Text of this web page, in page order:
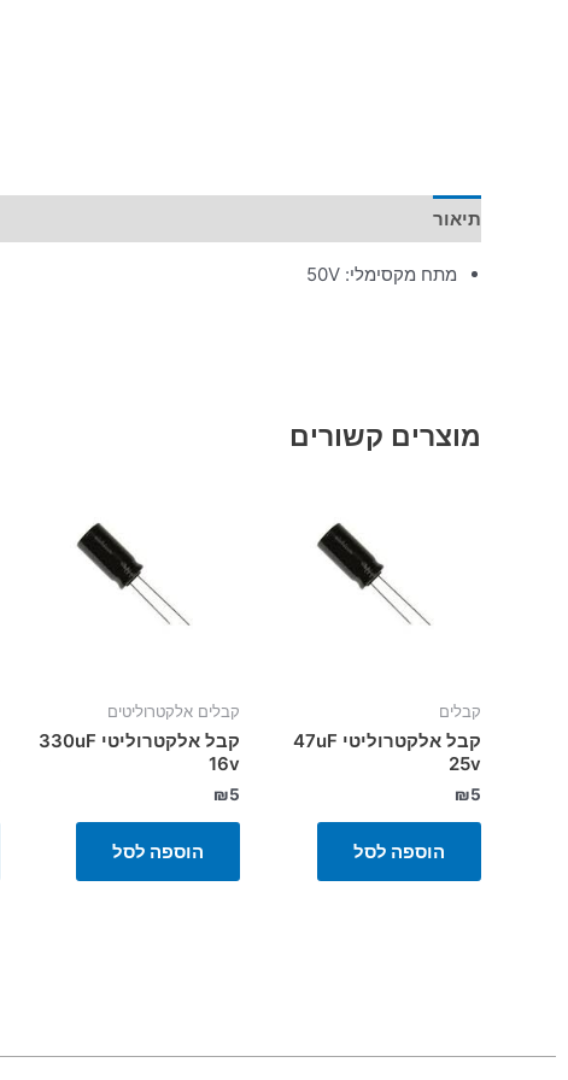
תיאור
מתח מקסימלי: 50V
מוצרים קשורים
קבלים
קבל אלקטרוליטי 47uF
25v
₪5
הוספה לסל
קבלים אלקטרוליטים
קבל אלקטרוליטי 330uF
16v
₪5
הוספה לסל